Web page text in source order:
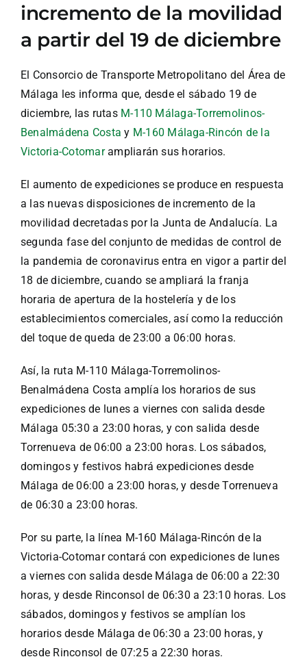
incremento de la movilidad
a partir del 19 de diciembre
El Consorcio de Transporte Metropolitano del Área de
Málaga les informa que, desde el sábado 19 de
diciembre, las rutas M-110 Málaga-Torremolinos-
Benalmádena Costa y M-160 Málaga-Rincón de la
Victoria-Cotomarampliarán sus horarios.
El aumento de expediciones se produce en respuesta
a las nuevas disposiciones de incremento de la
movilidad decretadas por la Junta de Andalucía. La
segunda fase del conjunto de medidas de control de
la pandemia de coronavirus entra en vigor a partir del
18 de diciembre, cuando se ampliará la franja
horaria de apertura de la hostelería y de los
establecimientos comerciales, así como la reducción
del toque de queda de 23:00 a 06:00 horas.
Así, la ruta M-110 Málaga-Torremolinos-
Benalmádena Costa amplía los horarios de sus
expediciones de lunes a viernes con salida desde
Málaga 05:30 a 23:00 horas, y con salida desde
Torrenueva de 06:00 a 23:00 horas. Los sábados,
domingos y festivos habrá expediciones desde
Málaga de 06:00 a 23:00 horas, y desde Torrenueva
de 06:30 a 23:00 horas.
Por su parte, la línea M-160 Málaga-Rincón de la
Victoria-Cotomar contará con expediciones de lunes
a viernes con salida desde Málaga de 06:00 a 22:30
horas, y desde Rinconsol de 06:30 a 23:10 horas. Los
sábados, domingos y festivos se amplían los
horarios desde Málaga de 06:30 a 23:00 horas, y
desde Rinconsol de 07:25 a 22:30 horas.